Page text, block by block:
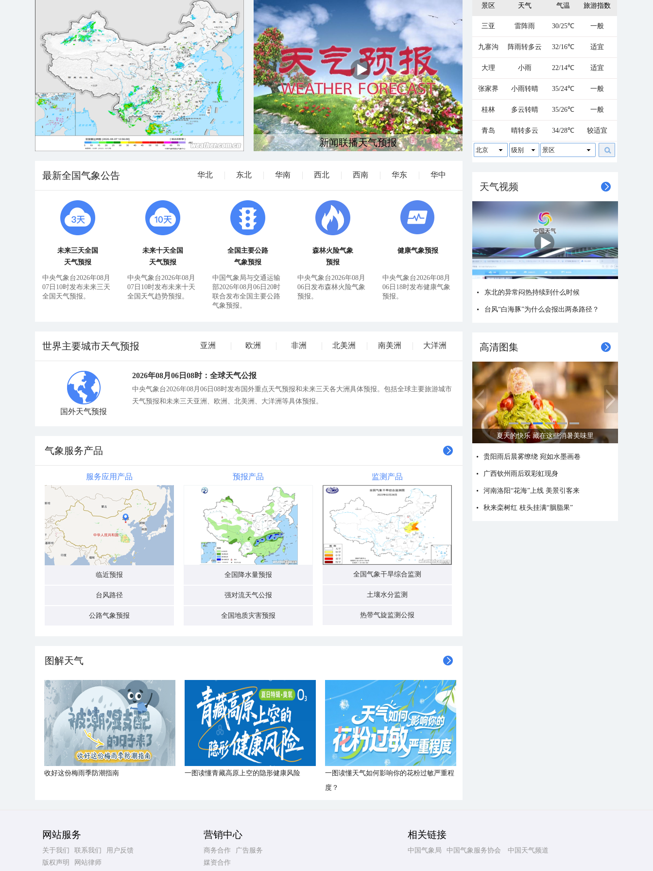
新闻联播天气预报
最新全国气象公告 华北 东北 华南 西北 西南 华东 华中
未来三天全国
天气预报
中央气象台2026年08月
07日10时发布未来三天
全国天气预报。
未来十天全国
天气预报
中央气象台2026年08月
07日10时发布未来十天
全国天气趋势预报。
全国主要公路
气象预报
中国气象局与交通运输
部2026年08月06日20时
联合发布全国主要公路
气象预报。
森林火险气象
预报
中央气象台2026年08月
06日发布森林火险气象
预报。
健康气象预报
中央气象台2026年08月
06日18时发布健康气象
预报。
世界主要城市天气预报 亚洲 欧洲 非洲 北美洲 南美洲 大洋洲
国外天气预报
2026年08月06日08时：全球天气公报
中央气象台2026年08月06日08时发布国外重点天气预报和未来三天各大洲具体预报。包括全球主要旅游城市
天气预报和未来三天亚洲、欧洲、北美洲、大洋洲等具体预报。
气象服务产品
服务应用产品
临近预报
台风路径
公路气象预报
预报产品
全国降水量预报
强对流天气公报
全国地质灾害预报
监测产品
全国气象干旱综合监测
土壤水分监测
热带气旋监测公报
图解天气
收好这份梅雨季防潮指南 一图读懂青藏高原上空的隐形健康风险
一图读懂天气如何影响你的花粉过敏严重程
度？
景区 天气 气温 旅游指数
三亚 雷阵雨 30/25℃ 一般
九寨沟 阵雨转多云 32/16℃ 适宜
大理 小雨 22/14℃ 适宜
张家界 小雨转晴 35/24℃ 一般
桂林 多云转晴 35/26℃ 一般
青岛 晴转多云 34/28℃ 较适宜
北京 级别 景区
天气视频
东北的异常闷热持续到什么时候
台风“白海豚”为什么会报出两条路径？
高清图集
广西南宁：盛夏里的“绿野仙踪”
贵阳雨后晨雾缭绕 宛如水墨画卷
广西钦州雨后双彩虹现身
河南洛阳“花海”上线 美景引客来
秋来栾树红 枝头挂满“胭脂果”
网站服务
关于我们 联系我们
用户反馈
版权声明
网站律师
营销中心
商务合作
广告服务
媒资合作
相关链接
中国气象局 中国气象服务协会 中国天气频道